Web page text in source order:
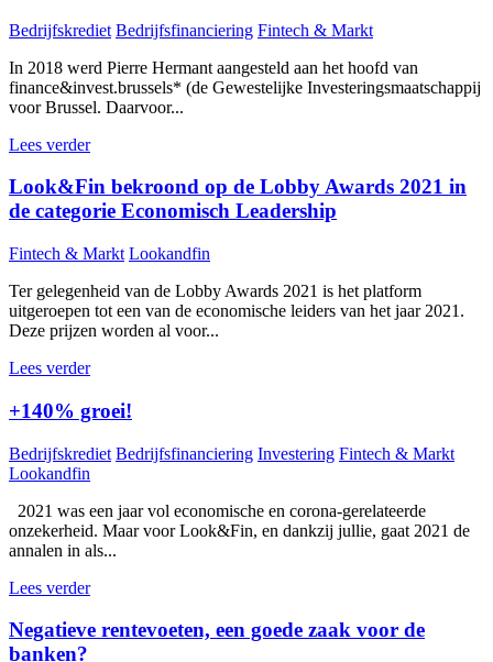
Bedrijfskrediet Bedrijfsfinanciering Fintech & Markt
In 2018 werd Pierre Hermant aangesteld aan het hoofd van
finance&invest.brussels* (de Gewestelijke Investeringsmaatschappij
voor Brussel. Daarvoor...
Lees verder
Look&Fin bekroond op de Lobby Awards 2021 in
de categorie Economisch Leadership
Fintech & Markt Lookandfin
Ter gelegenheid van de Lobby Awards 2021 is het platform
uitgeroepen tot een van de economische leiders van het jaar 2021.
Deze prijzen worden al voor...
Lees verder
+140% groei!
Bedrijfskrediet Bedrijfsfinanciering Investering Fintech & Markt
Lookandfin
2021 was een jaar vol economische en corona-gerelateerde
onzekerheid. Maar voor Look&Fin, en dankzij jullie, gaat 2021 de
annalen in als...
Lees verder
Negatieve rentevoeten, een goede zaak voor de
banken?